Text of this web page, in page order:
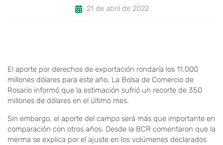
21 de abril de 2022
El aporte por derechos de exportación rondaría los 11.000
millones dólares para este año. La Bolsa de Comercio de
Rosario informó que la estimación sufrió un recorte de 350
millones de dólares en el último mes.
Sin embargo, el aporte del campo será más que importante en
comparación con otros años. Desde la BCR comentaron que la
merma se explica por el ajuste en los volúmenes declarados